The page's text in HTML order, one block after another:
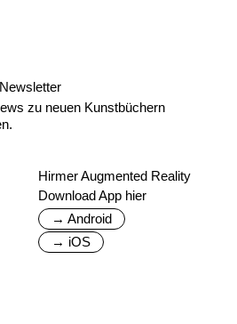
zu neuen Kunstbüchern
Hirmer Augmented Reality
Download App hier
→ Android
→ iOS